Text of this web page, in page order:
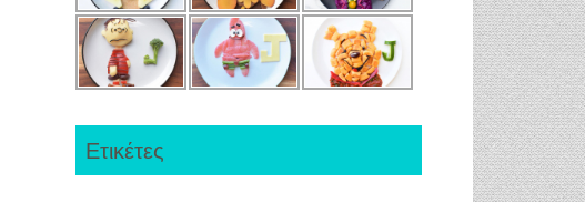
Ετικέτες